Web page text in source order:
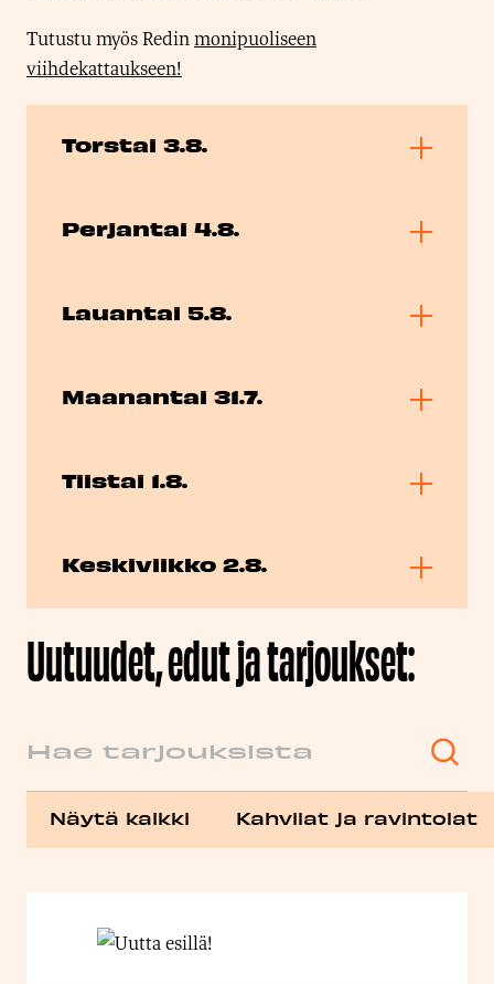
Tutustu myös Redinmonipuoliseen
viihdekattaukseen!
Torstai 3.8.
Perjantai 4.8.
Lauantai 5.8.
Maanantai 31.7.
Tiistai 1.8.
Keskiviikko 2.8.
Uutuudet, edut ja tarjoukset:
Näytä kaikki Kahvilat ja ravintolat